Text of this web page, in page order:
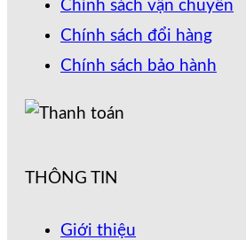
Chính sách vận chuyển
Chính sách đổi hàng
Chính sách bảo hành
THÔNG TIN
Giới thiệu